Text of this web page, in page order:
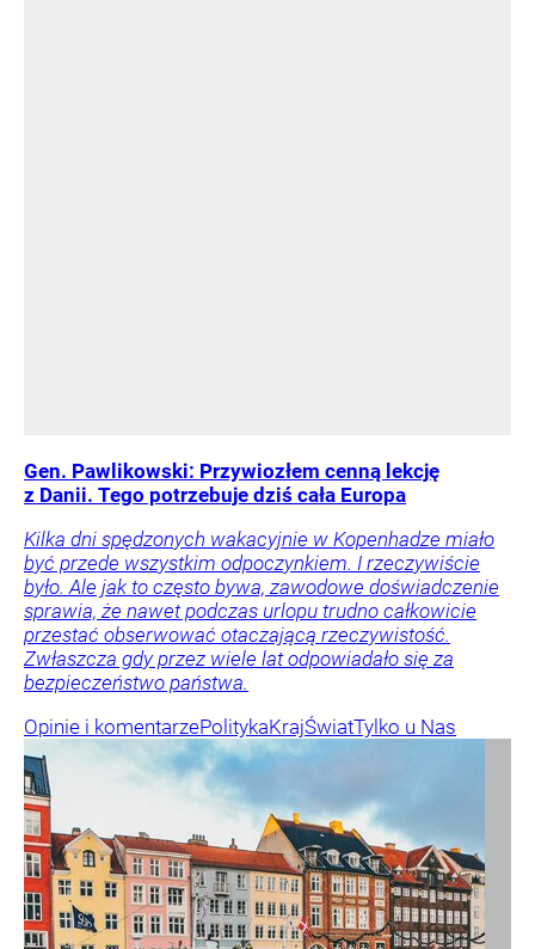
Gen. Pawlikowski: Przywiozłem cenną lekcję
z Danii. Tego potrzebuje dziś cała Europa
Kilka dni spędzonych wakacyjnie w Kopenhadze miało
być przede wszystkim odpoczynkiem. I rzeczywiście
było. Ale jak to często bywa, zawodowe doświadczenie
sprawia, że nawet podczas urlopu trudno całkowicie
przestać obserwować otaczającą rzeczywistość.
Zwłaszcza gdy przez wiele lat odpowiadało się za
bezpieczeństwo państwa.
Opinie i komentarzePolitykaKrajŚwiatTylko u Nas